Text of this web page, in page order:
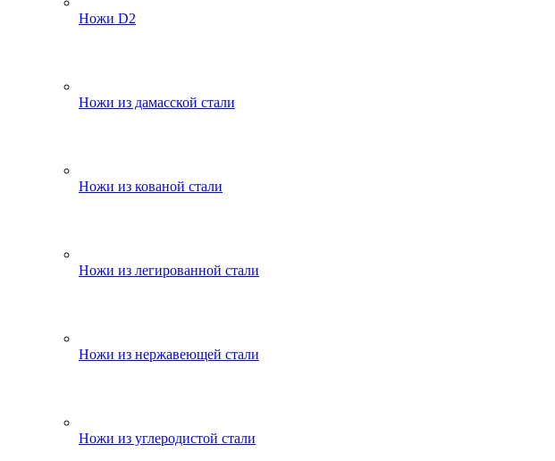
Ножи D2
Ножи из дамасской стали
Ножи из кованой стали
Ножи из легированной стали
Ножи из нержавеющей стали
Ножи из углеродистой стали